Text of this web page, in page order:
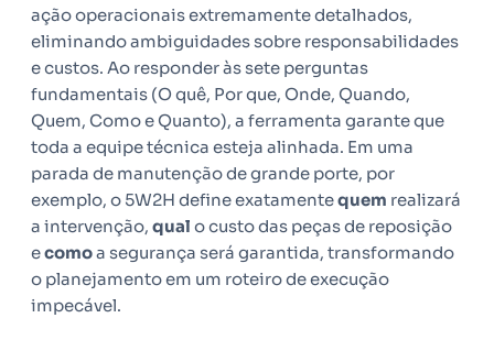
ação operacionais extremamente detalhados,
eliminando ambiguidades sobre responsabilidades
e custos. Ao responder às sete perguntas
fundamentais (O quê, Por que, Onde, Quando,
Quem, Como e Quanto), a ferramenta garante que
toda a equipe técnica esteja alinhada. Em uma
parada de manutenção de grande porte, por
exemplo, o 5W2H define exatamentequem realizará
a intervenção, qual o custo das peças de reposição
ecomoa segurança será garantida, transformando
o planejamento em um roteiro de execução
impecável.